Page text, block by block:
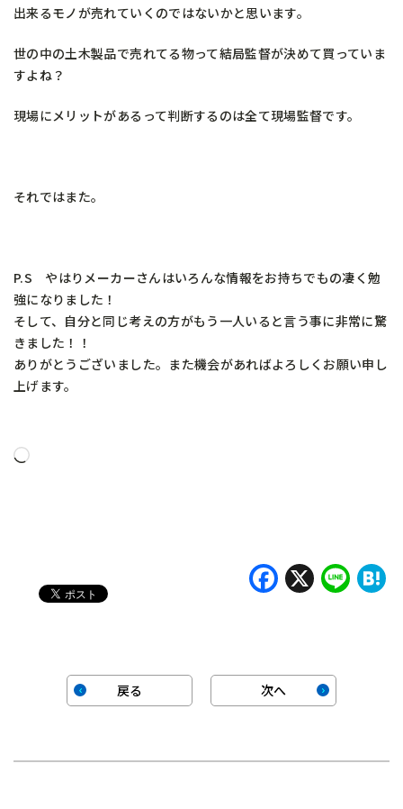
出来るモノが売れていくのではないかと思います。
世の中の土木製品で売れてる物って結局監督が決めて買っていま
すよね？
現場にメリットがあるって判断するのは全て現場監督です。
それではまた。
P.S やはりメーカーさんはいろんな情報をお持ちでもの凄く勉
強になりました！
そして、自分と同じ考えの方がもう一人いると言う事に非常に驚
きました！！
ありがとうございました。また機会があればよろしくお願い申し
上げます。
読
X
戻る 次へ